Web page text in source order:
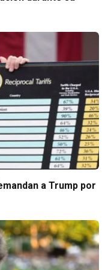
a Trump por